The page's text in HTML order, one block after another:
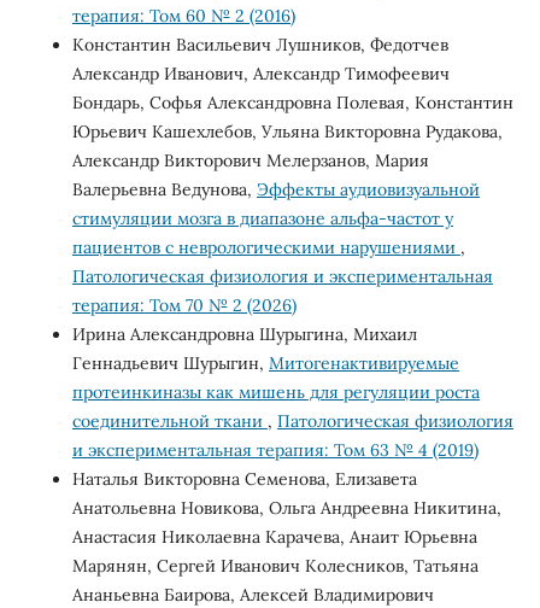
терапия: Том 60 № 2 (2016)
Константин Васильевич Лушников, Федотчев
Александр Иванович, Александр Тимофеевич
Бондарь, Софья Александровна Полевая, Константин
Юрьевич Кашехлебов, Ульяна Викторовна Рудакова,
Александр Викторович Мелерзанов, Мария
Валерьевна Ведунова, Эффекты аудиовизуальной
стимуляции мозга в диапазоне альфа-частот у
пациентов с неврологическими нарушениями ,
Патологическая физиология и экспериментальная
терапия: Том 70 № 2 (2026)
Ирина Александровна Шурыгина, Михаил
Геннадьевич Шурыгин, Митогенактивируемые
протеинкиназы как мишень для регуляции роста
соединительной ткани , Патологическая физиология
и экспериментальная терапия: Том 63 № 4 (2019)
Наталья Викторовна Семенова, Елизавета
Анатольевна Новикова, Ольга Андреевна Никитина,
Анастасия Николаевна Карачева, Анаит Юрьевна
Марянян, Сергей Иванович Колесников, Татьяна
Ананьевна Баирова, Алексей Владимирович